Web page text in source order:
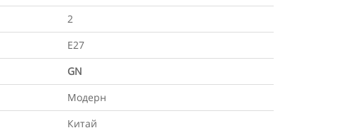
2
Е27
GN
Модерн
Китай